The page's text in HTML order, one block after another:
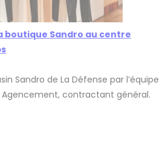
boutique Sandro au centre
Sandro de La Défense par l’équipe
Agencement, contractant général.